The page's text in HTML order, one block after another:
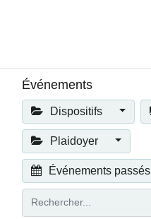
Événements
Dispositifs
Plaidoyer
Événements passés